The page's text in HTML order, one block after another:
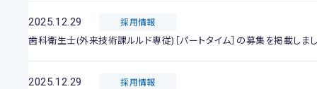
2025.12.29 採用情報
歯科衛生士(外来技術課ルルド専従)［パートタイム］の募集を掲載しま
2025.12.29 採用情報